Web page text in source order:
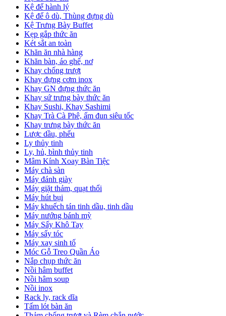
Kệ để hành lý
Kệ để ô dù, Thùng đựng dù
Kệ Trưng Bày Buffet
Kẹp gắp thức ăn
Két sắt an toàn
Khăn ăn nhà hàng
Khăn bàn, áo ghế, nơ
Khay chống trượt
Khay đựng cơm inox
Khay GN đựng thức ăn
Khay sứ trưng bày thức ăn
Khay Sushi, Khay Sashimi
Khay Trà Cà Phê, ấm đun siêu tốc
Khay trưng bày thức ăn
Lược dầu, phểu
Ly thủy tinh
Ly, hủ, bình thủy tinh
Mâm Kính Xoay Bàn Tiệc
Máy chà sàn
Máy đánh giày
Máy giặt thảm, quạt thổi
Máy hút bụi
Máy khuếch tán tinh dầu, tinh dầu
Máy nướng bánh mỳ
Máy Sấy Khô Tay
Máy sấy tóc
Máy xay sinh tố
Móc Gỗ Treo Quần Áo
Nắp chụp thức ăn
Nồi hâm buffet
Nồi hâm soup
Nồi inox
Rack ly, rack dĩa
Tấm lót bàn ăn